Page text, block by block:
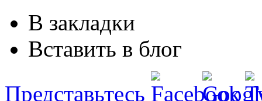
В закладки
Вставить в блог
Представьтесь